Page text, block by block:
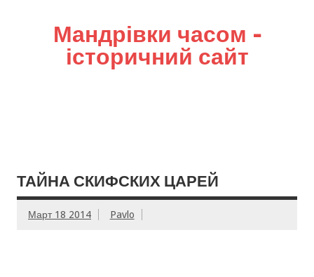
Мандрівки часом –
історичний сайт
ТАЙНА СКИФСКИХ ЦАРЕЙ
Март 18 2014 Pavlo